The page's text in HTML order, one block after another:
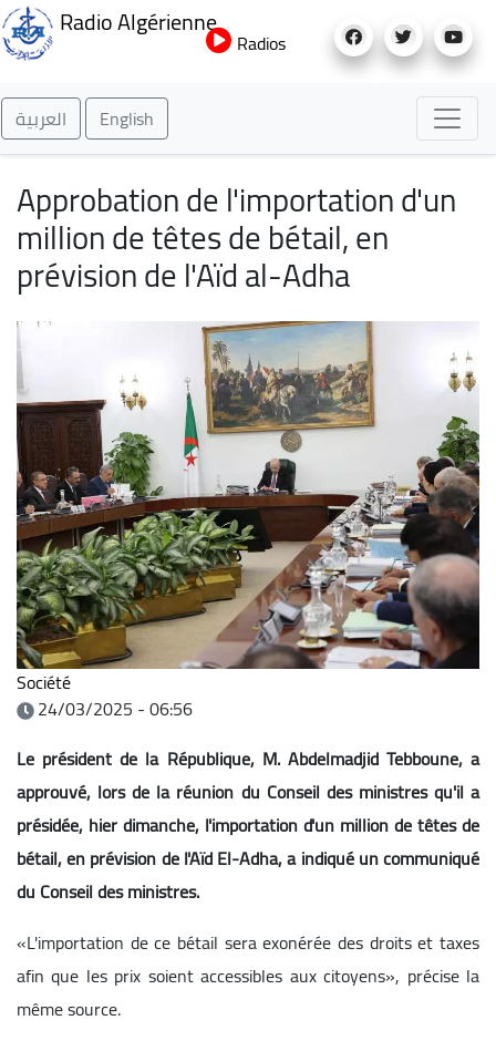
au
Radio Algérienne
Radios
العربية English
Approbation de l'importation d'un
million de têtes de bétail, en
prévision de l'Aïd al-Adha
Société
24/03/2025 - 06:56
Le président de la République, M. Abdelmadjid Tebboune, a
approuvé, lors de la réunion du Conseil des ministres qu'il a
présidée, hier dimanche, l'importation d'un million de têtes de
bétail, en prévision de l'Aïd El-Adha, a indiqué un communiqué
du Conseil des ministres.
«L'importation de ce bétail sera exonérée des droits et taxes
afin que les prix soient accessibles aux citoyens», précise la
même source.